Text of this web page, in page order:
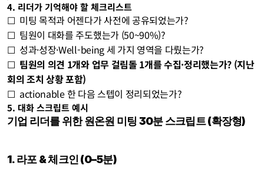
4. 리더가 기억해야 할 체크리스트
☐  미팅 목적과 어젠다가 사전에 공유되었는가?
☐  팀원이 대화를 주도했는가 (50~90%)?
☐  성과·성장·Well-being 세 가지 영역을 다뤘는가?
☐ 팀원의 의견 1개와 업무 걸림돌 1개를 수집·정리했는가? (지난
회의 조치 상황 포함)
☐  actionable 한 다음 스텝이 정리되었는가?
5. 대화 스크립트 예시
기업 리더를 위한 원온원 미팅 30분 스크립트 (확장형)
1. 라포 & 체크인 (0–5분)